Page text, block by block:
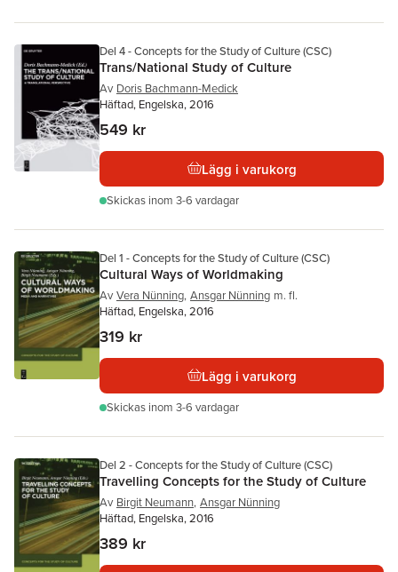
Del 4 - Concepts for the Study of Culture (CSC)
Trans/National Study of Culture
Av Doris Bachmann-Medick
Häftad, Engelska, 2016
549 kr
Lägg i varukorg
Skickas inom 3-6 vardagar
Del 1 - Concepts for the Study of Culture (CSC)
Cultural Ways of Worldmaking
Av Vera Nünning, Ansgar Nünning m. fl.
Häftad, Engelska, 2016
319 kr
Lägg i varukorg
Skickas inom 3-6 vardagar
Del 2 - Concepts for the Study of Culture (CSC)
Travelling Concepts for the Study of Culture
Av Birgit Neumann, Ansgar Nünning
Häftad, Engelska, 2016
389 kr